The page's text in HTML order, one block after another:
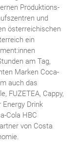
Produktions-
und
österreichischen
ein
am Tag,
Marken Coca-
auch das
FUZETEA, Cappy,
Energy Drink
Cola HBC
von Costa